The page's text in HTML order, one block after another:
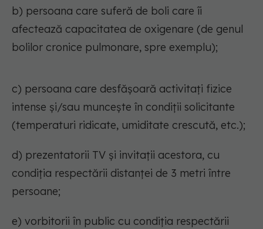
b) persoana care suferă de boli care îi
afectează capacitatea de oxigenare (de genul
bolilor cronice pulmonare, spre exemplu);
c) persoana care desfășoară activitați fizice
intense și/sau muncește în condiții solicitante
(temperaturi ridicate, umiditate crescută, etc.);
d) prezentatorii TV și invitații acestora, cu
condiția respectării distanței de 3 metri între
persoane;
e) vorbitorii în public cu condiția respectării